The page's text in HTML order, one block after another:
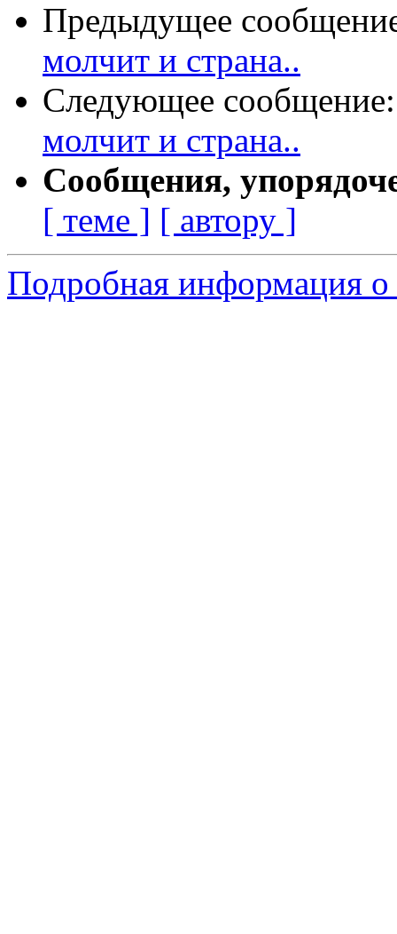
Предыдущее
молчит и страна..
Следующее
молчит и страна..
Сообщения,
[ теме ] [ автору ]
Подробная информация о